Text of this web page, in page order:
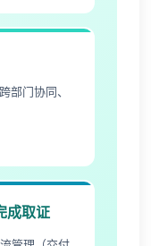
部门协同、
成取证